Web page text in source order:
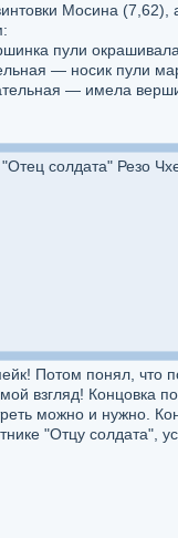
Мосина
пули
— носик пули
— имела
солдата" Резо
Потом понял, что
взгляд! Концовка
можно и нужно.
"Отцу солдата",